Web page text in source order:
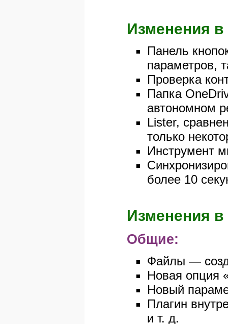
Изменения в
Панель
параметров,
Проверка
Папка
автономном
Lister,
только
Инструмент
более 10
Изменения в
Общие:
Файлы —
Новая опция
Новый
Плагин
и т. д.